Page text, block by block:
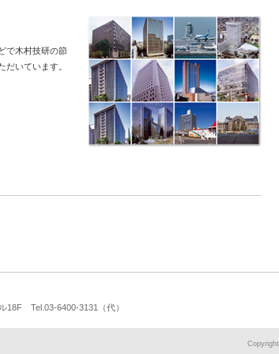
で木村技研の節
いています。
18F Tel.03-6400-3131（代）